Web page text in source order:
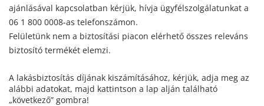
ajánlásával kapcsolatban kérjük, hívja ügyfélszolgálatunkat a
06 1 800 0008-as telefonszámon.
Felületünk nem a biztosítási piacon elérhető összes releváns
biztosító termékét elemzi.
A lakásbiztosítás díjának kiszámításához, kérjük, adja meg az
alábbi adatokat, majd kattintson a lap alján található
„következő” gombra!